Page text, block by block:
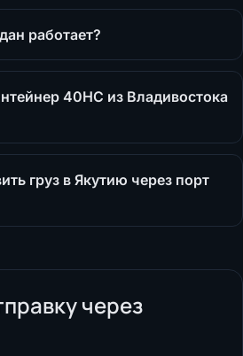
работает?
40HC из Владивостока
груз в Якутию через порт
через